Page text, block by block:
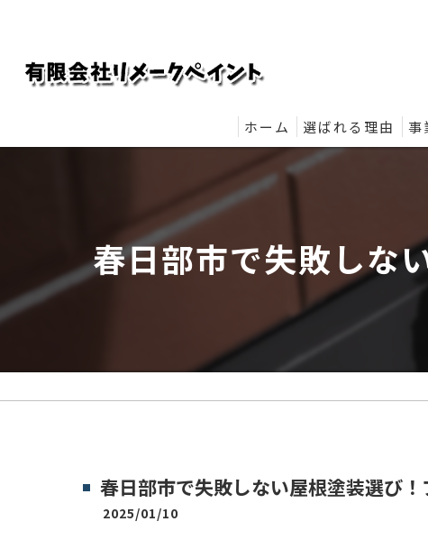
ホーム 選ばれる理由
リメークペイント
事
春日部市で失敗しな
春日部市で失敗しない屋根塗装選び
2025/01/10